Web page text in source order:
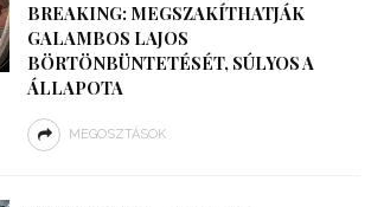
BREAKING: MEGSZAKÍTHATJÁK
GALAMBOS LAJOS
BÖRTÖNBÜNTETÉSÉT, SÚLYOS A
ÁLLAPOTA
MEGOSZTÁSOK